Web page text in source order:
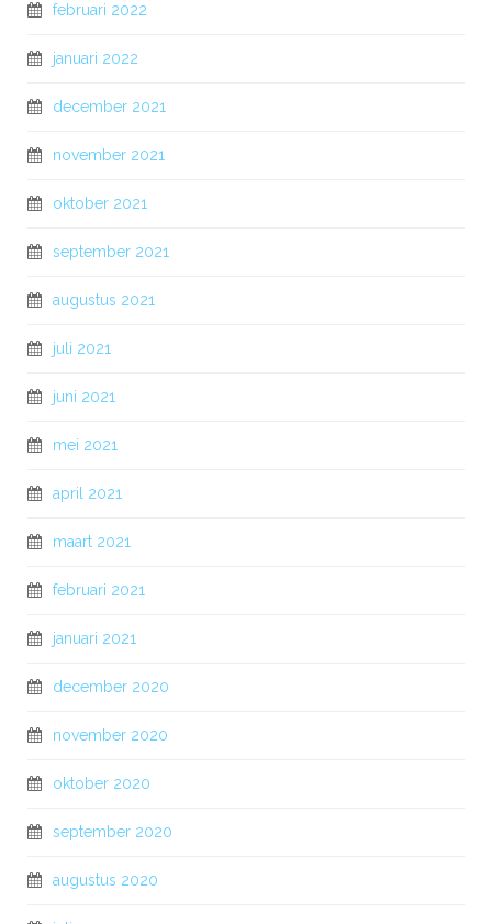
februari 2022
januari 2022
december 2021
november 2021
oktober 2021
september 2021
augustus 2021
juli 2021
juni 2021
mei 2021
april 2021
maart 2021
februari 2021
januari 2021
december 2020
november 2020
oktober 2020
september 2020
augustus 2020